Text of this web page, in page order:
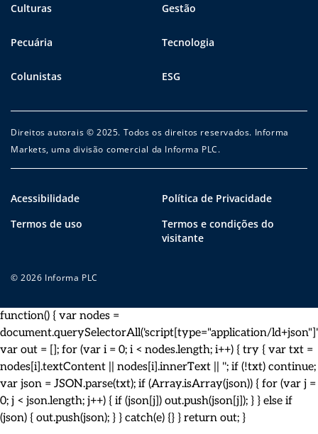
Culturas Gestão
Pecuária Tecnologia
Colunistas ESG
Direitos autorais © 2025. Todos os direitos reservados. Informa
Markets, uma divisão comercial da Informa PLC.
Acessibilidade
Política de Privacidade
Termos de uso
Termos e condições do
visitante
© 2026 Informa PLC
function() { var nodes =
document.querySelectorAll('script[type="application/
var out = []; for (var i = 0; i < nodes.length; i++) { try { var txt =
nodes[i].textContent || nodes[i].innerText || ''; if (!txt) continue;
var json = JSON.parse(txt); if (Array.isArray(json)) { for (var j =
0; j < json.length; j++) { if (json[j]) out.push(json[j]); } } else if
(json) { out.push(json); } } catch(e) {} } return out; }